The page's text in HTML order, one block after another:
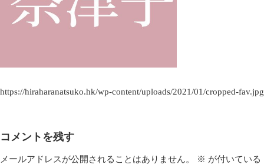
https://hiraharanatsuko.hk/wp-content/uploads/2021/01/cropped-fav.jpg
コメントを残す
メールアドレスが公開されることはありません。 ※ が付いている